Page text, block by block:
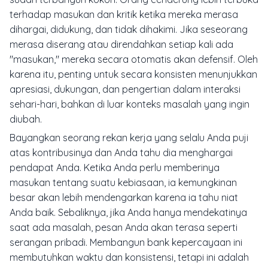
terhadap masukan dan kritik ketika mereka merasa
dihargai, didukung, dan tidak dihakimi. Jika seseorang
merasa diserang atau direndahkan setiap kali ada
"masukan," mereka secara otomatis akan defensif. Oleh
karena itu, penting untuk secara konsisten menunjukkan
apresiasi, dukungan, dan pengertian dalam interaksi
sehari-hari, bahkan di luar konteks masalah yang ingin
diubah.
Bayangkan seorang rekan kerja yang selalu Anda puji
atas kontribusinya dan Anda tahu dia menghargai
pendapat Anda. Ketika Anda perlu memberinya
masukan tentang suatu kebiasaan, ia kemungkinan
besar akan lebih mendengarkan karena ia tahu niat
Anda baik. Sebaliknya, jika Anda hanya mendekatinya
saat ada masalah, pesan Anda akan terasa seperti
serangan pribadi. Membangun bank kepercayaan ini
membutuhkan waktu dan konsistensi, tetapi ini adalah